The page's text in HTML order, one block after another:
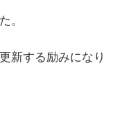
。
新する励みになり